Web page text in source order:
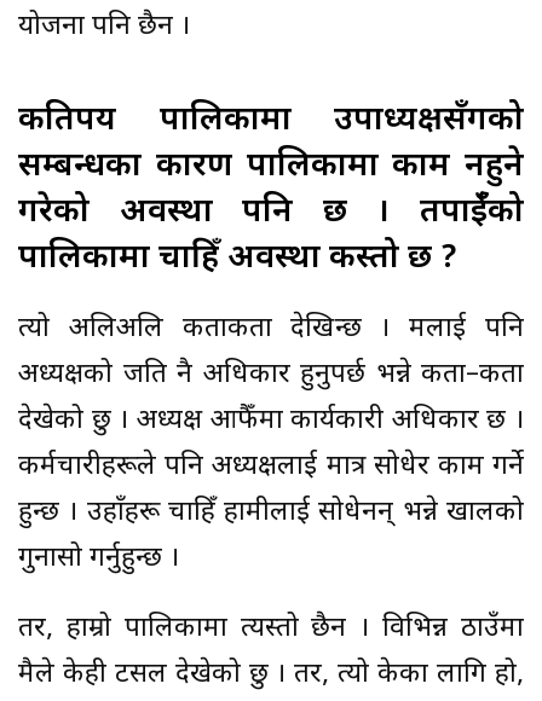
योजना पनि छैन ।
कतिपय पालिकामा उपाध्यक्षसँगको
सम्बन्धका कारण पालिकामा काम नहुने
गरेको अवस्था पनि छ । तपाईँको
पालिकामा चाहिँ अवस्था कस्तो छ ?
त्यो अलिअलि कताकता देखिन्छ । मलाई पनि
अध्यक्षको जति नै अधिकार हुनुपर्छ भन्ने कता–कता
देखेको छु । अध्यक्ष आफैँमा कार्यकारी अधिकार छ ।
कर्मचारीहरूले पनि अध्यक्षलाई मात्र सोधेर काम गर्ने
हुन्छ । उहाँहरू चाहिँ हामीलाई सोधेनन् भन्ने खालको
गुनासो गर्नुहुन्छ ।
तर, हाम्रो पालिकामा त्यस्तो छैन । विभिन्न ठाउँमा
मैले केही टसल देखेको छु । तर, त्यो केका लागि हो,